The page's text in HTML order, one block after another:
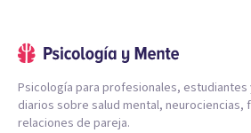
Psicología para profesionales, estudiantes
diarios sobre salud mental, neurociencias,
relaciones de pareja.